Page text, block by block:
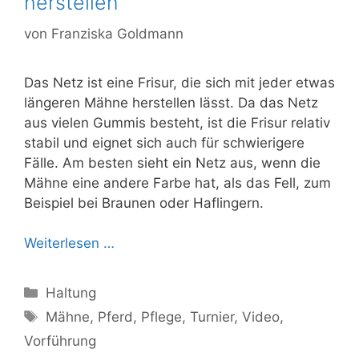
von Franziska Goldmann
Das Netz ist eine Frisur, die sich mit jeder etwas
längeren Mähne herstellen lässt. Da das Netz
aus vielen Gummis besteht, ist die Frisur relativ
stabil und eignet sich auch für schwierigere
Fälle. Am besten sieht ein Netz aus, wenn die
Mähne eine andere Farbe hat, als das Fell, zum
Beispiel bei Braunen oder Haflingern.
Weiterlesen …
Kategorien
Haltung
Schlagwörter
Mähne, Pferd, Pflege,Turnier,Video,
Vorführung